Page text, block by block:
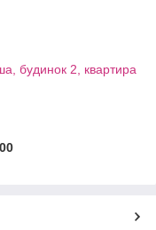
будинок 2, квартира